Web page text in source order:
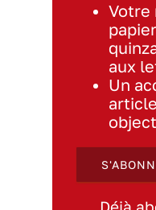
Votre
aux
Un
Déjà